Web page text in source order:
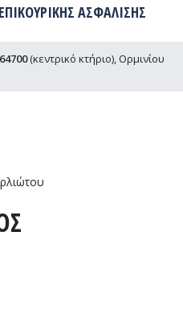
ΑΣΦΑΛΙΣΗΣ
(κεντρικό κτήριο), Ορμινίου